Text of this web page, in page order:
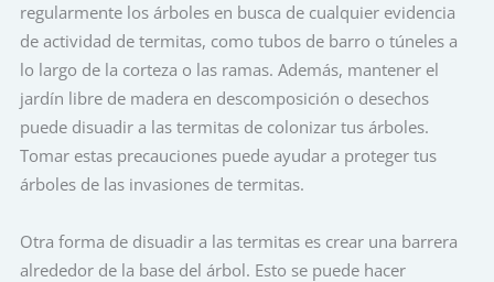
regularmente los árboles en busca de cualquier evidencia
de actividad de termitas, como tubos de barro o túneles a
lo largo de la corteza o las ramas. Además, mantener el
jardín libre de madera en descomposición o desechos
puede disuadir a las termitas de colonizar tus árboles.
Tomar estas precauciones puede ayudar a proteger tus
árboles de las invasiones de termitas.
Otra forma de disuadir a las termitas es crear una barrera
alrededor de la base del árbol. Esto se puede hacer